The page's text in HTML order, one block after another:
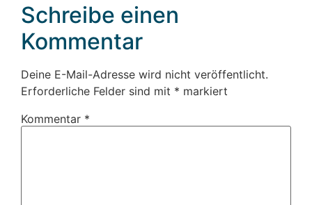
Schreibe einen
Kommentar
Deine E-Mail-Adresse wird nicht veröffentlicht.
Erforderliche Felder sind mit * markiert
Kommentar *